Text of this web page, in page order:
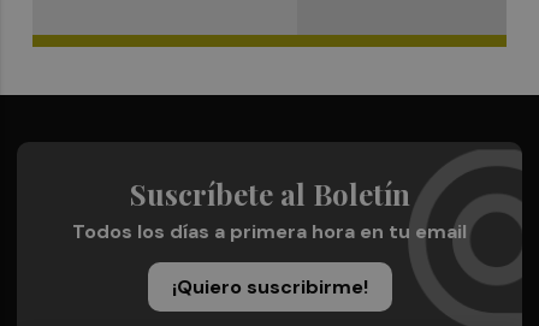
Suscríbete al Boletín
Todos los días a primera hora en tu email
¡Quiero suscribirme!